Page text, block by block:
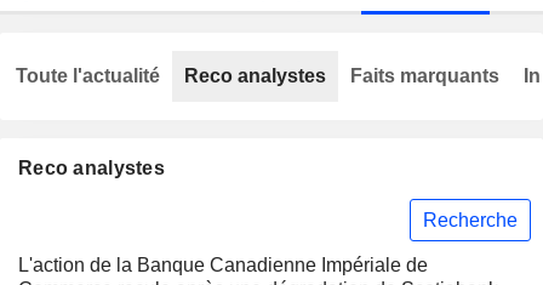
Reco analystes
Recherche
L'action de la Banque Canadienne Impériale de
Toute l'actualité Reco analystes Faits marquants